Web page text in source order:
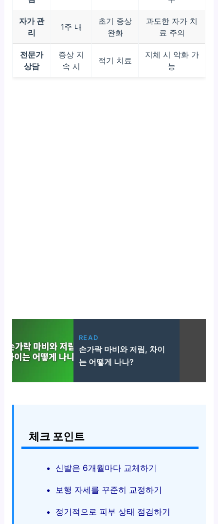
자가 관
리
1주 내
초기 증상
완화
과도한 자가 치
료 주의
전문가
상담
증상 지
속 시
적기 치료
지체 시 악화 가
능
READ
손가락 마비와 저림, 차이
는 어떻게 나나?
체크 포인트
신발은 6개월마다 교체하기
보행 자세를 꾸준히 교정하기
정기적으로 피부 상태 점검하기